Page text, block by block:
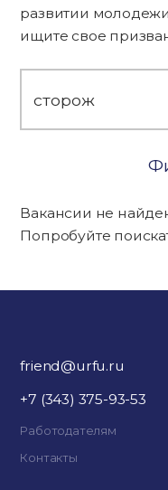
развитии
ищите свое
Вакансии не
Попробуйте
friend@urfu.ru
+7 (343) 375-93-53
Работодателям
Контакты